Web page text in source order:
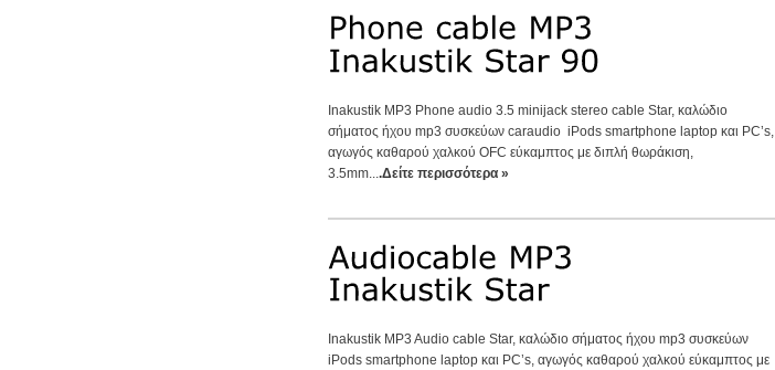
Inakustik MP3 Phone audio 3.5 minijack stereo cable Star, καλώδιο
σήματος ήχου mp3 συσκεύων caraudio iPods smartphone laptop και PC’s,
αγωγός καθαρού χαλκού OFC εύκαμπτος με διπλή θωράκιση,
3.5mm....Δείτε περισσότερα »
Inakustik MP3 Audio cable Star, καλώδιο σήματος ήχου mp3 συσκεύων
iPods smartphone laptop και PC’s, αγωγός καθαρού χαλκού εύκαμπτος με